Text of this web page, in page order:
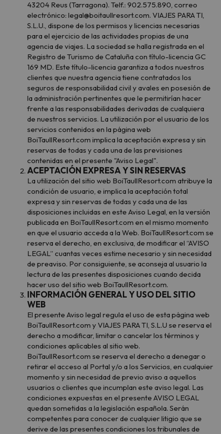
43204 Reus (Tarragona). Telf.: 902.575.890, correo
electrónico: legal@boitaullresort.com. VIAJES PARA TI,
S.L.U., dispone de los permisos y licencias necesarias
para el ejercicio de las actividades propias de una
agencia de viajes. La sociedad se halla registrada en el
Registro de Turismo de Cataluña con título-licencia GC
169 MD. Este título-licencia garantiza a todos nuestros
clientes que nuestra agencia tiene contratados los
seguros de responsabilidad civil y avales en posesión de
la administración pertinentes que le permitirían hacer
frente a las responsabilidades derivadas de cualquiera
de nuestros servicios. La utilización por el usuario de los
servicios contenidos en la página web
BoiTaullResort.com implica la aceptación expresa y sin
reservas de todas y cada una de las previsiones
contenidas en el presente "Aviso Legal".
ACEPTACIÓN EXPRESA Y SIN RESERVAS
La utilización del sitio web BoiTaullResort.com atribuye la
condición de usuario, e implica la aceptación total
expresa y sin reservas de todas y cada una de las
disposiciones incluidas en este Aviso Legal, en la versión
publicada en BoiTaullResort.com en el mismo momento
en que el usuario acceda a la Web. BoiTaullResort.com se
reserva el derecho, en exclusiva, de modificar el “AVISO
LEGAL” cuantas veces estime necesario y sin necesidad
de preaviso. Por consiguiente, se aconseja al usuario la
lectura de las presentes disposiciones cuando decida
hacer uso del sitio web BoiTaullResort.com.
INFORMACIÓN GENERAL Y USO DEL SITIO
WEB
El presente Aviso legal regula el uso de esta página web
BoiTaullResort.com y VIAJES PARA TI, S.L.U se reserva el
derecho a modificar, limitar o cancelar los términos y
condiciones aplicables al sitio web.
BoiTaullResort.com se reserva el derecho a denegar o
retirar el acceso al Portal y/o a los Servicios, en cualquier
momento y sin necesidad de previo aviso a aquellos
usuarios o clientes que incumplan este aviso legal. Las
condiciones expuestas en el presente AVISO LEGAL
quedan sometidas a la legislación española. Serán
competentes para conocer de cualquier litigio que se
derive de las presentes condiciones los tribunales de